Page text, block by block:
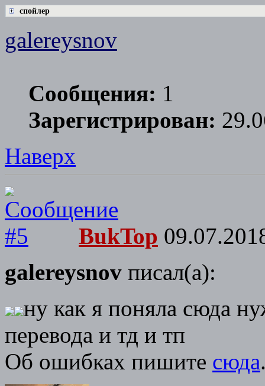
спойлер
galereysnov
Сообщения: 1
Зарегистрирован:
Наверх
BukTop
galereysnov писал(а):
ну как я поняла сюда
перевода и тд и тп
Об ошибках пишите сюда